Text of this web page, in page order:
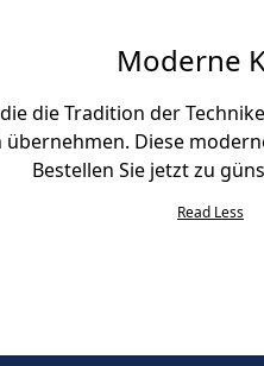
Moderne
die Tradition der
Diese
Bestellen Sie jetzt zu
Read Less